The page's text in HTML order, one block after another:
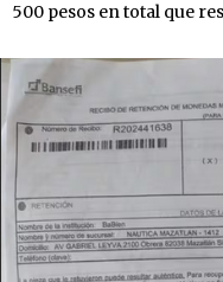
500 pesos en total que